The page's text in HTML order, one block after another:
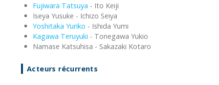
Fujiwara Tatsuya - Ito Keiji
Iseya Yusuke - Ichizo Seiya
Yoshitaka Yuriko - Ishida Yumi
Kagawa Teruyuki - Tonegawa Yukio
Namase Katsuhisa - Sakazaki Kotaro
Acteurs récurrents